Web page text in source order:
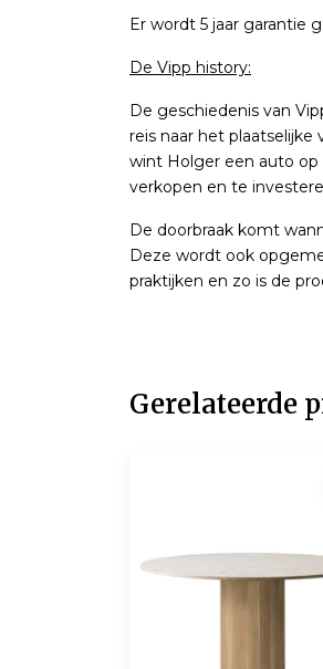
Er wordt 5 jaar garantie
De Vipp history:
De geschiedenis van
reis naar het
wint Holger een auto op
verkopen en te
De doorbraak komt
Deze wordt ook
praktijken en zo is de
Gerelateerde